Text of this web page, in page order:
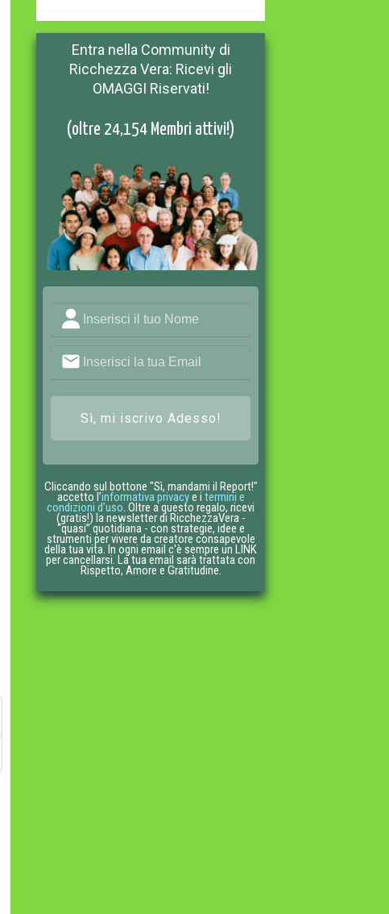
Entra nella Community di
Ricchezza Vera: Ricevi gli
OMAGGI Riservati!
(oltre 24,154 Membri attivi!)
Sì, mi iscrivo Adesso!
Cliccando sul bottone "Sì, mandami il Report!"
accetto l’informativa privacye i termini e
condizioni d’uso. Oltre a questo regalo, ricevi
(gratis!) la newsletter di RicchezzaVera -
“quasi” quotidiana - con strategie, idee e
strumenti per vivere da creatore consapevole
della tua vita. In ogni email c'è sempre un LINK
per cancellarsi. La tua email sarà trattata con
Rispetto, Amore e Gratitudine.